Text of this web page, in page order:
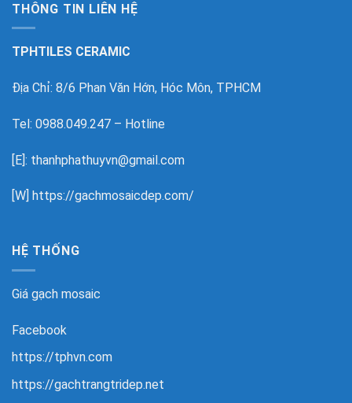
THÔNG TIN LIÊN HỆ
TPHTILES CERAMIC
Địa Chỉ: 8/6 Phan Văn Hớn, Hóc Môn, TPHCM
Tel: 0988.049.247 – Hotline
[E]: thanhphathuyvn@gmail.com
[W] https://gachmosaicdep.com/
HỆ THỐNG
Giá gạch mosaic
Facebook
https://tphvn.com
https://gachtrangtridep.net